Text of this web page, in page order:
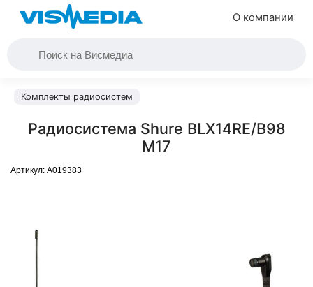
О компании
Комплекты радиосистем
Радиосистема Shure BLX14RE/B98
M17
Артикул: A019383